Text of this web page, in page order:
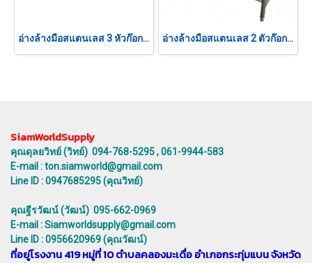
อ่างล้างมือสแตนเลส 3 หัวก๊อก เซ็นเซอร์ อ่างล้างมือสแตนเลส 2 ตัวก๊อก แบบเข่าดัน
SiamWorldSupply
คุณดุลยวิทย์ (วิทย์) 094-768-5295 , 061-9944-583
E-mail : ton.siamworld@gmail.com
Line ID : 0947685295 (คุณวิทย์)
คุณฐีรวัฒน์ (วัฒน์) 095-662-0969
E-mail : Siamworldsupply@gmail.com
Line ID : 0956620969 (คุณวัฒน์)
ที่อยู่โรงงาน 419 หมู่ที่ 10 ตำบลคลองมะเดื่อ อำเภอกระทุ่มแบน จังหวัด